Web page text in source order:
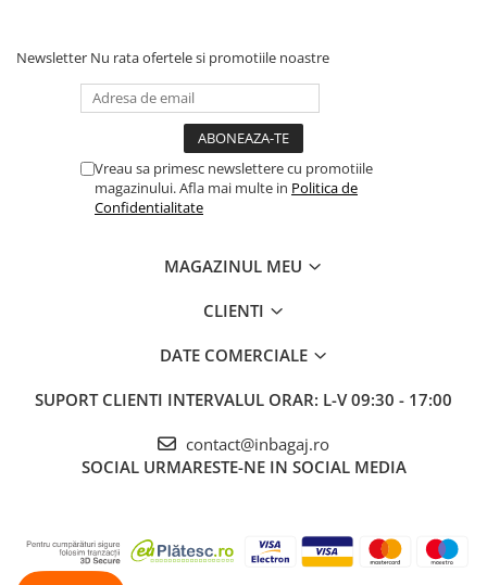
Newsletter Nu rata ofertele si promotiile noastre
Vreau sa primesc newslettere cu promotiile
magazinului. Afla mai multe in Politica de
Confidentialitate
MAGAZINUL MEU
CLIENTI
DATE COMERCIALE
SUPORT CLIENTI INTERVALUL ORAR: L-V 09:30 - 17:00
contact@inbagaj.ro
SOCIAL URMARESTE-NE IN SOCIAL MEDIA